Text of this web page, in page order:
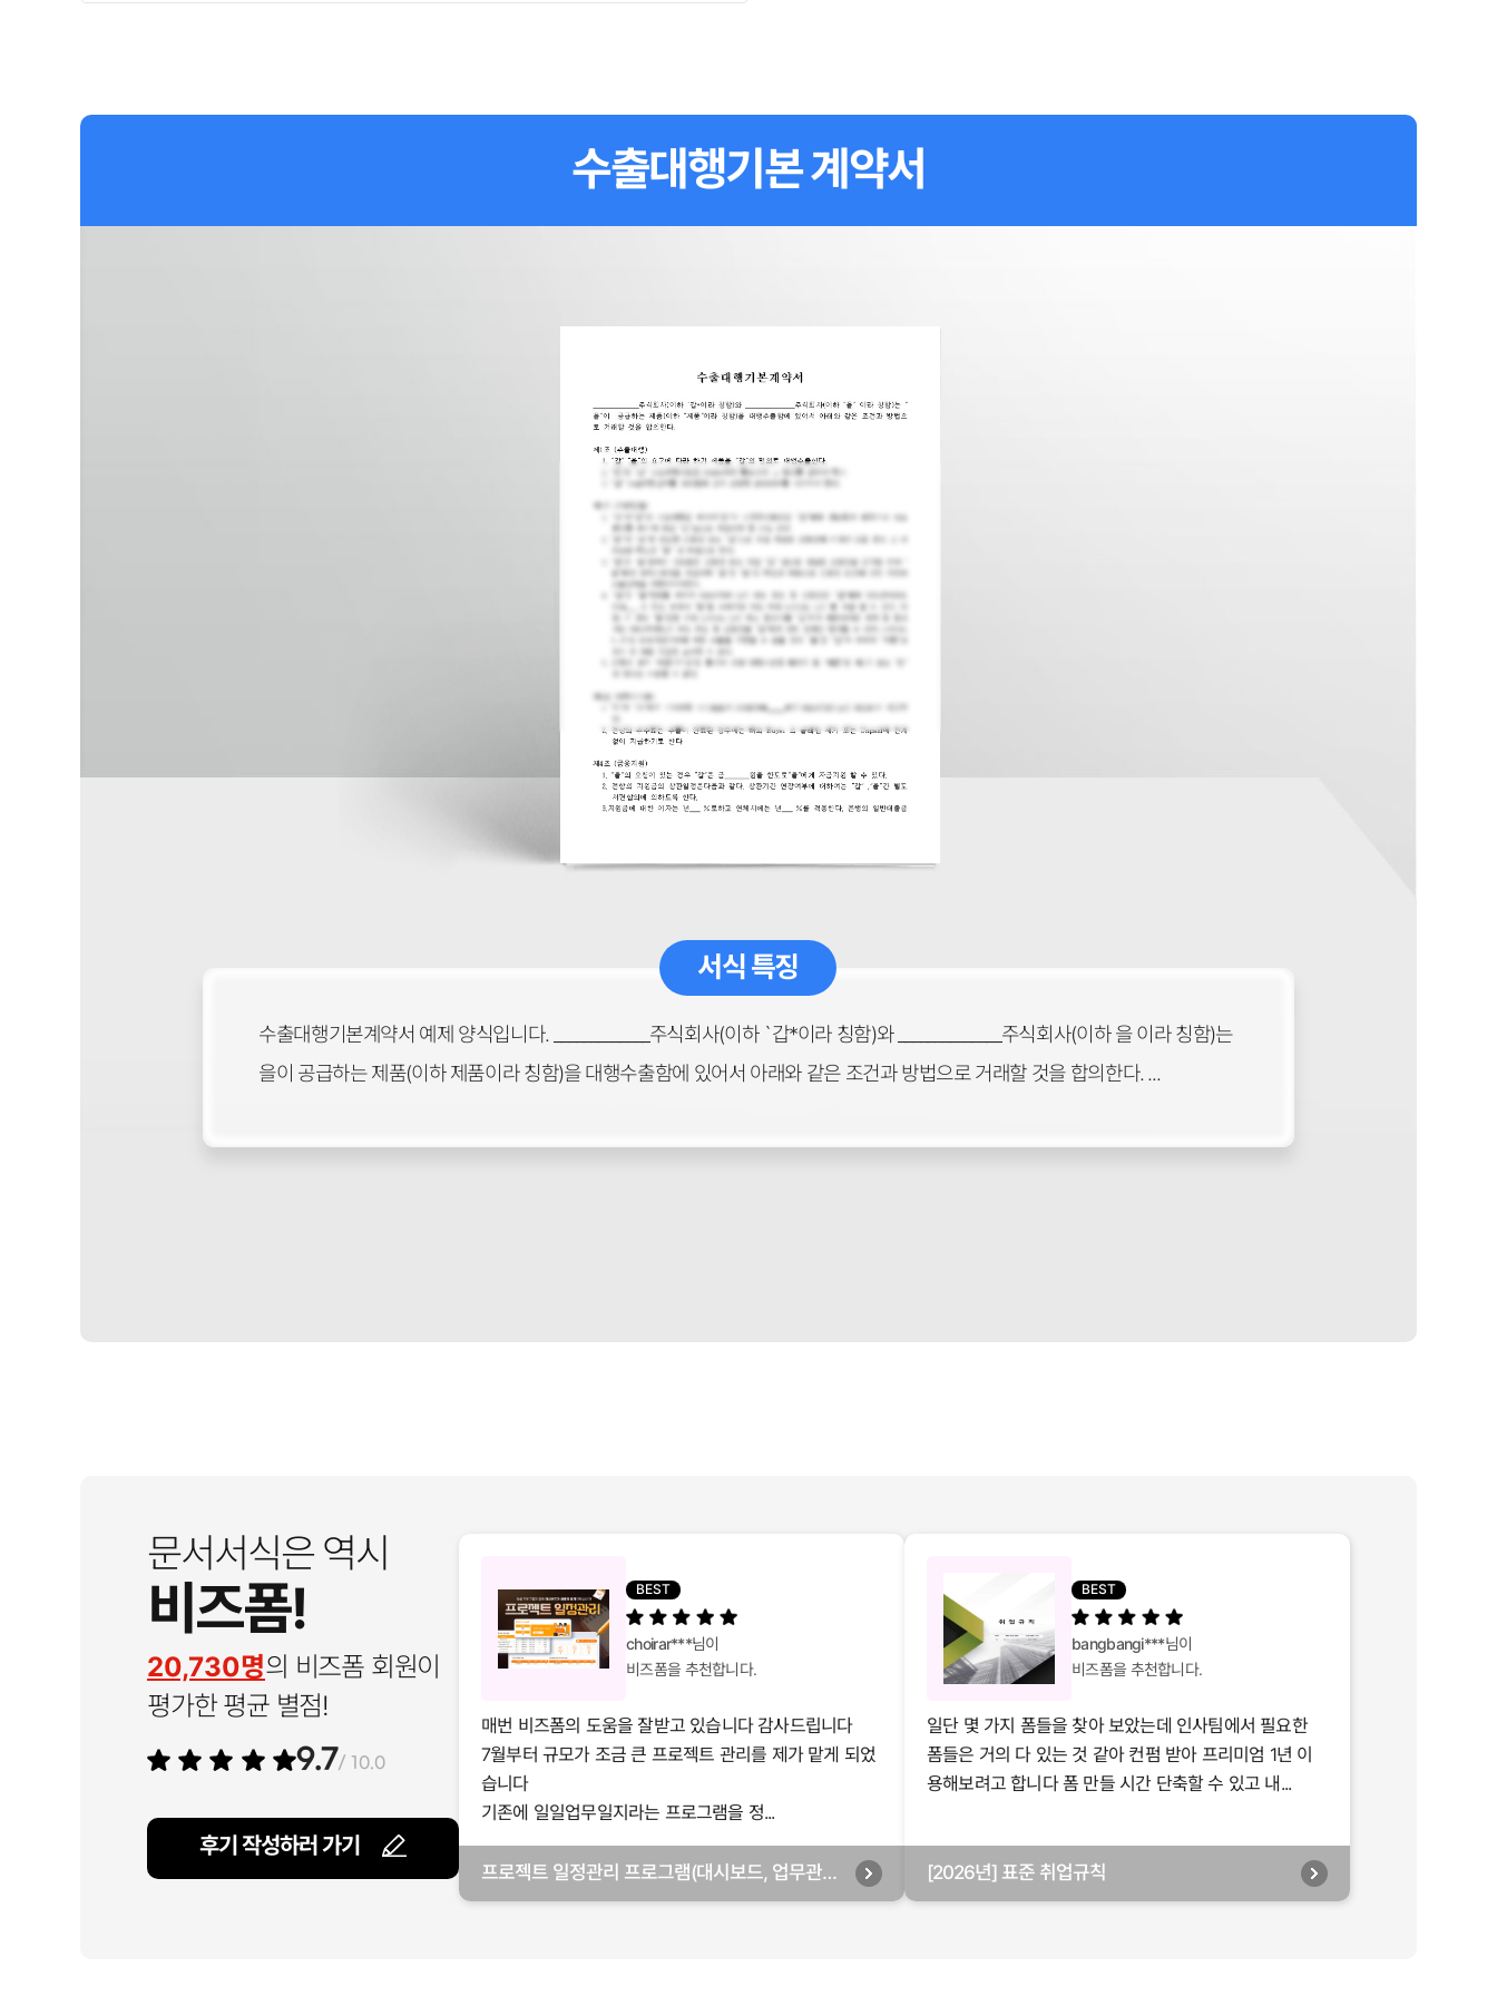
수출대행기본 계약서
서식 특징
수출대행기본계약서 예제 양식입니다. _____________주식회사(이하 `갑*이라 칭함)와 ______________주식회사(이하 을 이라 칭함)는
을이 공급하는 제품(이하 제품이라 칭함)을 대행수출함에 있어서 아래와 같은 조건과 방법으로 거래할 것을 합의한다. ...
문서서식은 역시
비즈폼!
20,730명의 비즈폼 회원이
평가한 평균 별점!
9.7/ 10.0
후기 작성하러 가기
BEST
choirar***님이
비즈폼을 추천합니다.
매번 비즈폼의 도움을 잘받고 있습니다 감사드립니다
7월부터 규모가 조금 큰 프로젝트 관리를 제가 맡게 되었
습니다
기존에 일일업무일지라는 프로그램을 정...
프로젝트 일정관리 프로그램(대시보드, 업무관리,
BEST
bangbangi***님이
비즈폼을 추천합니다.
일단 몇 가지 폼들을 찾아 보았는데 인사팀에서 필요한
폼들은 거의 다 있는 것 같아 컨펌 받아 프리미엄 1년 이
용해보려고 합니다 폼 만들 시간 단축할 수 있고 내...
[2026년] 표준 취업규칙